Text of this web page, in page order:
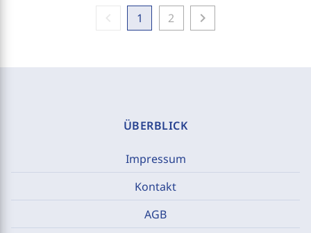
1 2 chevron_right
ÜBERBLICK
Impressum
Kontakt
AGB